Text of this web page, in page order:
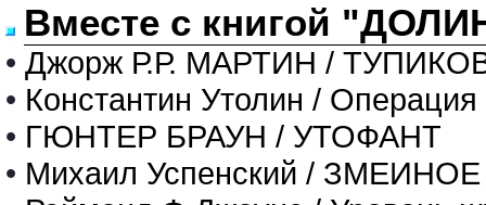
Вместе с книгой
• Джорж Р.Р. МАРТИН /
• Константин Утолин /
• ГЮНТЕР БРАУН / УТОФАНТ
• Михаил Успенский /